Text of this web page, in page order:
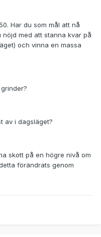
Har du som mål att nå
med att stanna kvar på
och vinna en massa
av i dagsläget?
skott på en högre nivå om
förändrats genom